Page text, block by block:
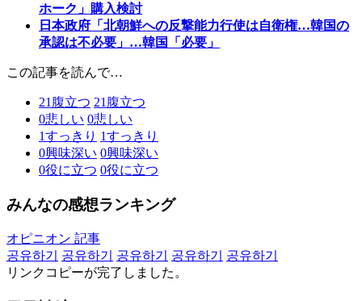
ホーク」購入検討
日本政府「北朝鮮への反撃能力行使は自衛権…韓国の
承認は不必要」…韓国「必要」
この記事を読んで…
21 腹立つ 21 腹立つ
0悲しい 0悲しい
1すっきり 1すっきり
0興味深い 0興味深い
0役に立つ 0役に立つ
みんなの感想ランキング
オピニオン 記事
공유하기
공유하기 공유하기 공유하기
공유하기
リンクコピーが完了しました。